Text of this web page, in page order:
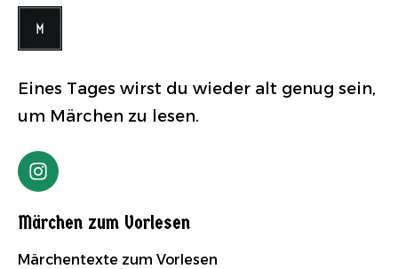
Eines Tages wirst du wieder alt genug sein,
um Märchen zu lesen.
Märchen zum Vorlesen
Märchentexte zum Vorlesen